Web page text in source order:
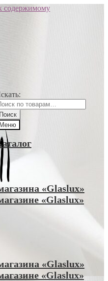
содержимому
Поиск
Меню
«Glaslux»
«Glaslux»
«Glaslux»
«Glaslux»